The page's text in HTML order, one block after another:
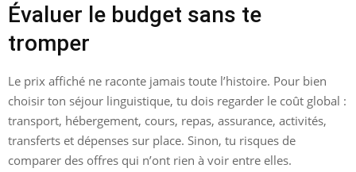
Évaluer le budget sans te
tromper
Le prix affiché ne raconte jamais toute l’histoire. Pour bien
choisir ton séjour linguistique, tu dois regarder le coût global :
transport, hébergement, cours, repas, assurance, activités,
transferts et dépenses sur place. Sinon, tu risques de
comparer des offres qui n’ont rien à voir entre elles.